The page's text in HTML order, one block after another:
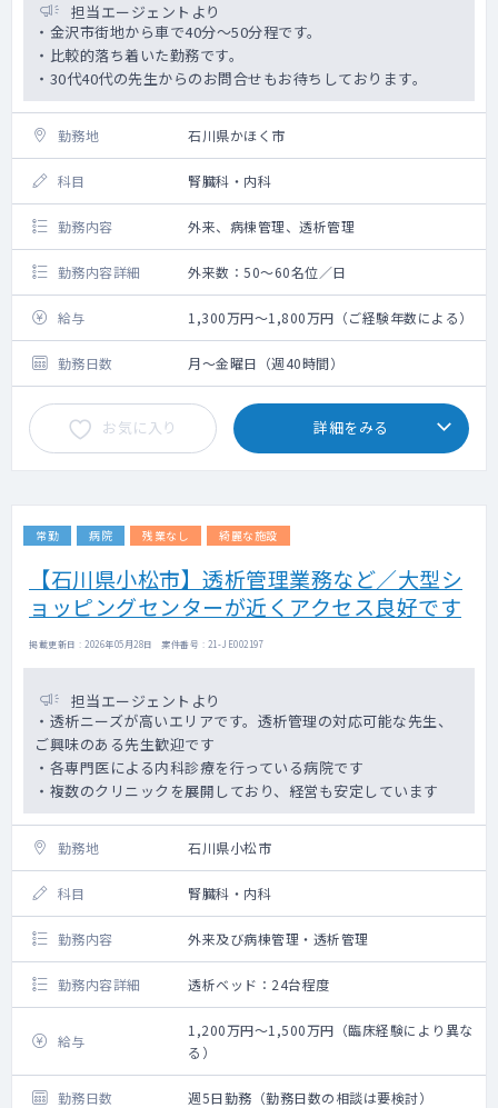
担当エージェントより
・金沢市街地から車で40分～50分程です。
・比較的落ち着いた勤務です。
・30代40代の先生からのお問合せもお待ちしております。
勤務地 石川県かほく市
科目 腎臓科・内科
勤務内容 外来、病棟管理、透析管理
勤務内容詳細 外来数：50～60名位／日
給与 1,300万円～1,800万円（ご経験年数による）
勤務日数 月～金曜日（週40時間）
お気に入り 詳細をみる
常勤 病院 残業なし 綺麗な施設
【石川県小松市】透析管理業務など／大型シ
ョッピングセンターが近くアクセス良好です
掲載更新日 : 2026年05月28日 案件番号 : 21-JE002197
担当エージェントより
・透析ニーズが高いエリアです。透析管理の対応可能な先生、
ご興味のある先生歓迎です
・各専門医による内科診療を行っている病院です
・複数のクリニックを展開しており、経営も安定しています
勤務地 石川県小松市
科目 腎臓科・内科
勤務内容 外来及び病棟管理・透析管理
勤務内容詳細 透析ベッド：24台程度
給与
1,200万円～1,500万円（臨床経験により異な
る）
勤務日数 週5日勤務（勤務日数の相談は要検討）